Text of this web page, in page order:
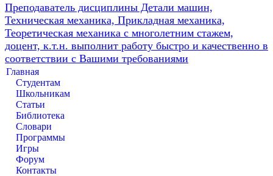
Преподаватель дисциплины Детали машин,
Техническая механика, Прикладная механика,
Теоретическая механика с многолетним стажем,
доцент, к.т.н. выполнит работу быстро и качественно в
соответствии с Вашими требованиями
Главная
Студентам
Школьникам
Статьи
Библиотека
Словари
Программы
Игры
Форум
Контакты